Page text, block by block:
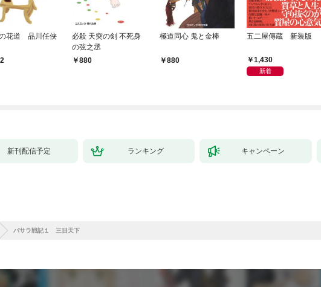
花道 品川任侠
必殺 天突の剣 不死身
の弦之丞
880
極道同心 鬼と金棒
880
五二屋傳蔵 新装版
1,430
新着
新刊配信予定 ランキング キャンペーン
バサラ戦記１ 三日天下